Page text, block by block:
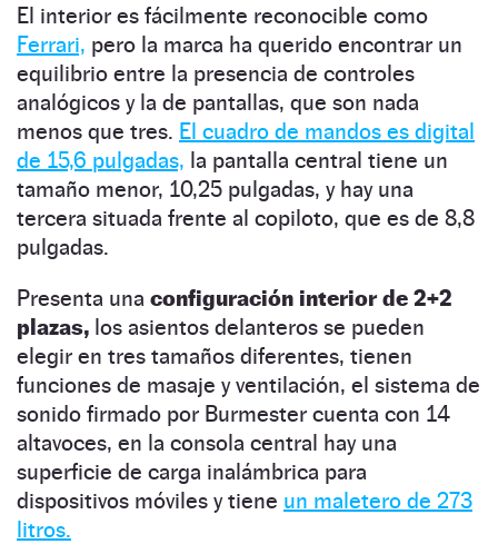
El interior es fácilmente reconocible como
Ferrari, pero la marca ha querido encontrar un
equilibrio entre la presencia de controles
analógicos y la de pantallas, que son nada
menos que tres. El cuadro de mandos es digital
de 15,6 pulgadas, la pantalla central tiene un
tamaño menor, 10,25 pulgadas, y hay una
tercera situada frente al copiloto, que es de 8,8
pulgadas.
Presenta una configuración interior de 2+2
plazas, los asientos delanteros se pueden
elegir en tres tamaños diferentes, tienen
funciones de masaje y ventilación, el sistema de
sonido firmado por Burmester cuenta con 14
altavoces, en la consola central hay una
superficie de carga inalámbrica para
dispositivos móviles y tiene un maletero de 273
litros.